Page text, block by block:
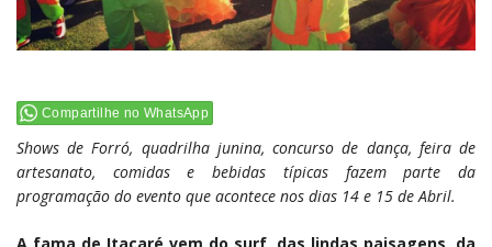
Compartilhe no WhatsApp
Shows de Forró, quadrilha junina, concurso de dança, feira de
artesanato, comidas e bebidas típicas fazem parte da
programação do evento que acontece nos dias 14 e 15 de Abril.